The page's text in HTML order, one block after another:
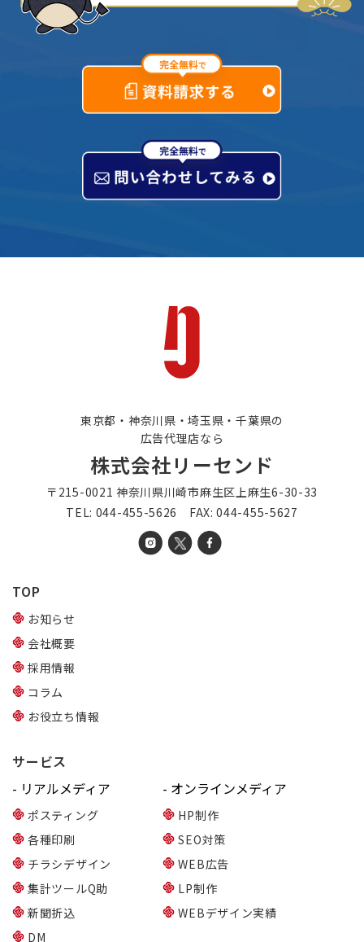
東京都・神奈川県・埼玉県・千葉県の
広告代理店なら
株式会社リーセンド
〒215-0021 神奈川県川崎市麻生区上麻生6-30-33
TEL: 044-455-5626 FAX: 044-455-5627
TOP
お知らせ
会社概要
採用情報
コラム
お役立ち情報
サービス
- リアルメディア
ポスティング
各種印刷
チラシデザイン
集計ツールQ助
新聞折込
DM
- オンラインメディア
HP制作
SEO対策
WEB広告
LP制作
WEBデザイン実績